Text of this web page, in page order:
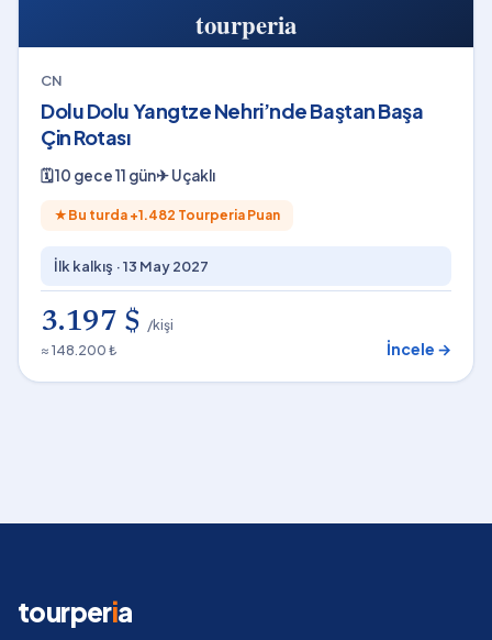
CN
Dolu Dolu Yangtze Nehri’nde Baştan Başa
Çin Rotası
🗓10 gece 11 gün✈Uçaklı
★ Bu turda +1.482 Tourperia Puan
İlk kalkış ·13 May 2027
3.197 $ /kişi
≈ 148.200 ₺
İncele →
tourperia